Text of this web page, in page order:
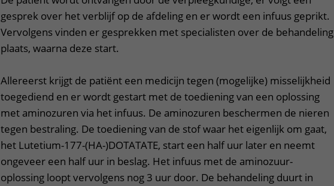
gesprek over het verblijf op de afdeling en er wordt een infuus geprikt.
Vervolgens vinden er gesprekken met specialisten over de behandeling
plaats, waarna deze start.
Allereerst krijgt de patiënt een medicijn tegen (mogelijke) misselijkheid
toegediend en er wordt gestart met de toediening van een oplossing
met aminozuren via het infuus. De aminozuren beschermen de nieren
tegen bestraling. De toediening van de stof waar het eigenlijk om gaat,
het Lutetium-177-(HA-)DOTATATE, start een half uur later en neemt
ongeveer een half uur in beslag. Het infuus met de aminozuur-
oplossing loopt vervolgens nog 3 uur door. De behandeling duurt in